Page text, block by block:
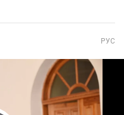
РУС